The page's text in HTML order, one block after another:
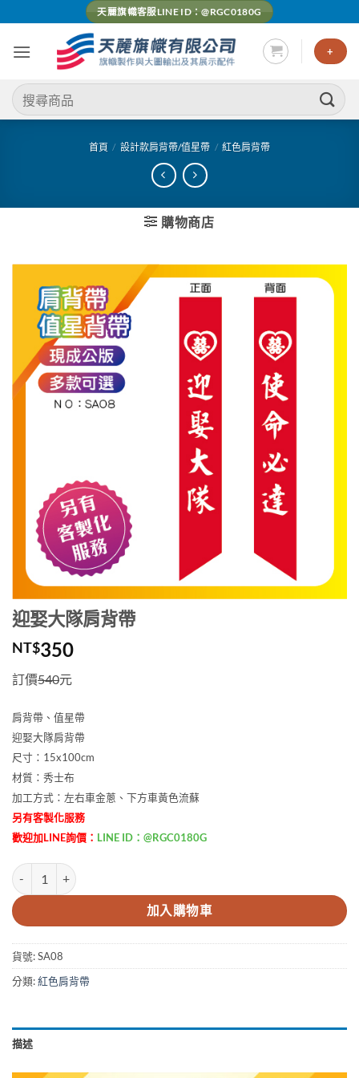
content
天麗旗幟客服LINE ID：@RGC0180G
+
搜
尋
首頁 / 設計款肩背帶/值星帶 / 紅色肩背帶
購物商店
迎娶大隊肩背帶
NT$350
訂價540元
肩背帶、值星帶
迎娶大隊肩背帶
尺寸：15x100cm
材質：秀士布
加工方式：左右車金蔥、下方車黃色流蘇
另有客製化服務
歡迎加LINE詢價： LINE ID：@RGC0180G
迎娶大隊肩背帶 數量
加入購物車
貨號:SA08
分類:紅色肩背帶
描述